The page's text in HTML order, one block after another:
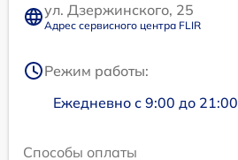
ул. Дзержинского, 25
Адрес сервисного центра FLIR
Режим работы:
Ежедневно с 9:00 до 21:00
Способы оплаты